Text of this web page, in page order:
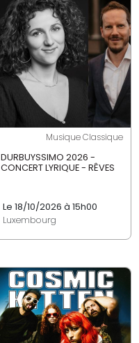
Musique Classique
DURBUYSSIMO 2026 -
CONCERT LYRIQUE - RÊVES
Le 18/10/2026 à 15h00
Luxembourg